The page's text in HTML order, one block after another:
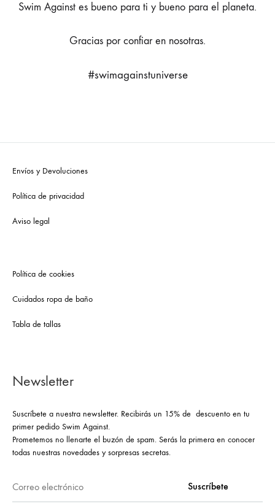
Swim Against es bueno para ti y bueno para el planeta.
Gracias por confiar en nosotras.
#swimagainstuniverse
Envíos y Devoluciones
Política de privacidad
Aviso legal
Política de cookies
Cuidados ropa de baño
Tabla de tallas
Newsletter
Suscríbete a nuestra newsletter. Recibirás un 15% de descuento en tu
primer pedido Swim Against.
Prometemos no llenarte el buzón de spam. Serás la primera en conocer
todas nuestras novedades y sorpresas secretas.